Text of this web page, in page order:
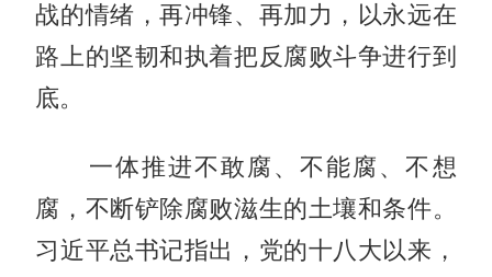
战的情绪，再冲锋、再加力，以永远在
路上的坚韧和执着把反腐败斗争进行到
底。
一体推进不敢腐、不能腐、不想
腐，不断铲除腐败滋生的土壤和条件。
习近平总书记指出，党的十八大以来，